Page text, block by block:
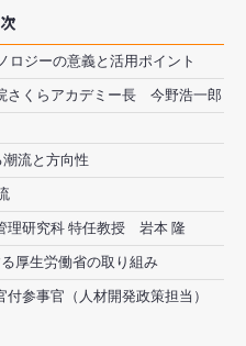
ジーの意義と活用ポイント
らアカデミー長 今野浩一郎
流と方向性
究科 特任教授 岩本 隆
厚生労働省の取り組み
事官（人材開発政策担当）